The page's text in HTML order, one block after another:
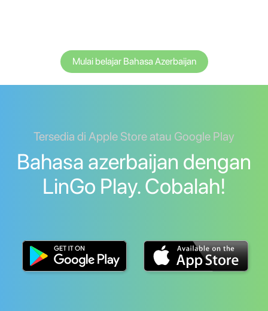
Mulai belajar Bahasa Azerbaijan
Tersedia di Apple Store atau Google Play
Bahasa azerbaijan dengan
LinGo Play. Cobalah!